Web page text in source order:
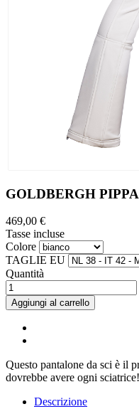
GOLDBERGH
469,00 €
Tasse incluse
Colore
TAGLIE EU
Quantità
Aggiungi al carrello
Questo pantalone da sci è il
dovrebbe avere ogni sciatrice!
Descrizione